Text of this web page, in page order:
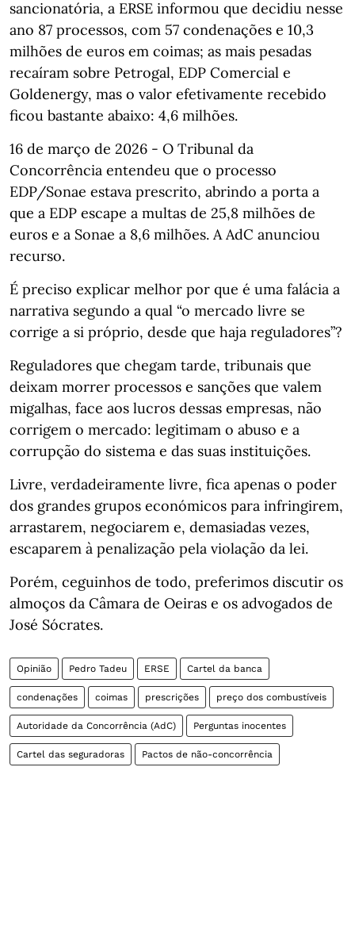
sancionatória, a ERSE informou que decidiu nesse
ano 87 processos, com 57 condenações e 10,3
milhões de euros em coimas; as mais pesadas
recaíram sobre Petrogal, EDP Comercial e
Goldenergy, mas o valor efetivamente recebido
ficou bastante abaixo: 4,6 milhões.
16 de março de 2026 - O Tribunal da
Concorrência entendeu que o processo
EDP/Sonae estava prescrito, abrindo a porta a
que a EDP escape a multas de 25,8 milhões de
euros e a Sonae a 8,6 milhões. A AdC anunciou
recurso.
É preciso explicar melhor por que é uma falácia a
narrativa segundo a qual “o mercado livre se
corrige a si próprio, desde que haja reguladores”?
Reguladores que chegam tarde, tribunais que
deixam morrer processos e sanções que valem
migalhas, face aos lucros dessas empresas, não
corrigem o mercado: legitimam o abuso e a
corrupção do sistema e das suas instituições.
Livre, verdadeiramente livre, fica apenas o poder
dos grandes grupos económicos para infringirem,
arrastarem, negociarem e, demasiadas vezes,
escaparem à penalização pela violação da lei.
Porém, ceguinhos de todo, preferimos discutir os
almoços da Câmara de Oeiras e os advogados de
José Sócrates.
Opinião Pedro Tadeu ERSE Cartel da banca
condenações coimas prescrições preço dos combustíveis
Autoridade da Concorrência (AdC) Perguntas inocentes
Cartel das seguradoras Pactos de não-concorrência